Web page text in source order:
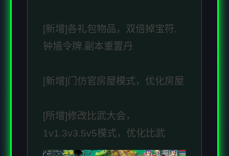
[新增]各礼包物品，双倍掉宝符.
钟馗令牌.副本重置丹
[新增]门仿官房屋模式，优化房屋
[所增]修改比武大会，
1v1.3v3.5v5模式，优化比武